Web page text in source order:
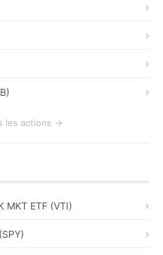
les actions →
MKT ETF (VTI)